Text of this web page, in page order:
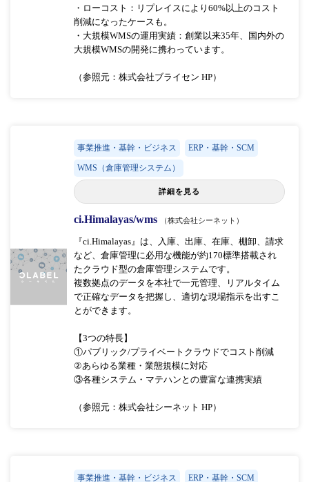
・ローコスト：リプレイスにより60%以上のコスト
削減になったケースも。
・大規模WMSの運用実績：創業以来35年、国内外の
大規模WMSの開発に携わっています。
（参照元：株式会社ブライセン HP）
事業推進・基幹・ビジネス ERP・基幹・SCM
WMS（倉庫管理システム）
詳細を見る
ci.Himalayas/wms （株式会社シーネット）
『ci.Himalayas』は、入庫、出庫、在庫、棚卸、請求
など、倉庫管理に必用な機能が約170標準搭載され
たクラウド型の倉庫管理システムです。
複数拠点のデータを本社で一元管理、リアルタイム
で正確なデータを把握し、適切な現場指示を出すこ
とができます。
【3つの特長】
①パブリック/プライベートクラウドでコスト削減
②あらゆる業種・業態規模に対応
③各種システム・マテハンとの豊富な連携実績
（参照元：株式会社シーネット HP）
事業推進・基幹・ビジネス ERP・基幹・SCM